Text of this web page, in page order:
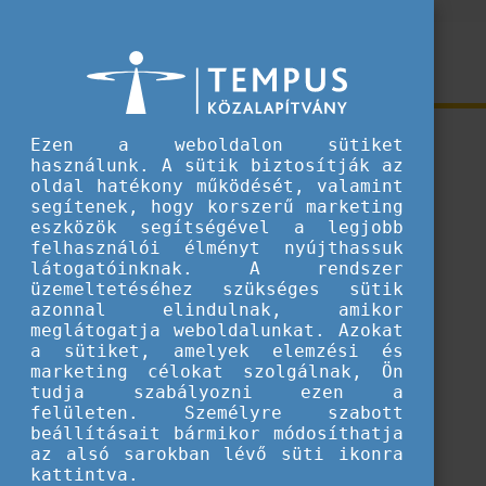
Ezen a weboldalon sütiket
használunk. A sütik biztosítják az
oldal hatékony működését, valamint
segítenek, hogy korszerű marketing
eszközök segítségével a legjobb
felhasználói élményt nyújthassuk
látogatóinknak. A rendszer
üzemeltetéséhez szükséges sütik
azonnal elindulnak, amikor
meglátogatja weboldalunkat. Azokat
a sütiket, amelyek elemzési és
marketing célokat szolgálnak, Ön
tudja szabályozni ezen a
felületen. Személyre szabott
beállításait bármikor módosíthatja
az alsó sarokban lévő süti ikonra
kattintva.